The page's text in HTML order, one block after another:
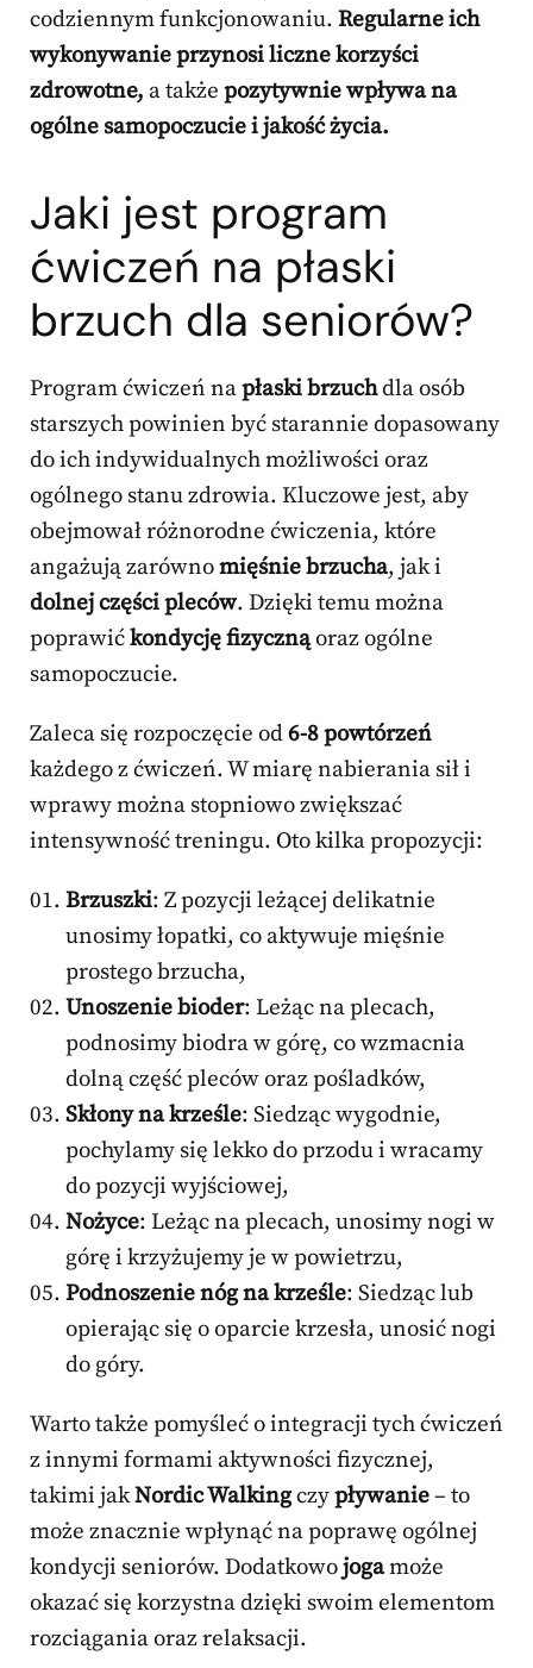
codziennym funkcjonowaniu. Regularne ich
wykonywanie przynosi liczne korzyści
zdrowotne, a także pozytywnie wpływa na
ogólne samopoczucie i jakość życia.
Jaki jest program
ćwiczeń na płaski
brzuch dla seniorów?
Program ćwiczeń napłaski brzuchdla osób
starszych powinien być starannie dopasowany
do ich indywidualnych możliwości oraz
ogólnego stanu zdrowia. Kluczowe jest, aby
obejmował różnorodne ćwiczenia, które
angażują zarównomięśnie brzucha, jak i
dolnej części pleców. Dzięki temu można
poprawićkondycję fizycznąoraz ogólne
samopoczucie.
Zaleca się rozpoczęcie od6-8 powtórzeń
każdego z ćwiczeń. W miarę nabierania sił i
wprawy można stopniowo zwiększać
intensywność treningu. Oto kilka propozycji:
Brzuszki: Z pozycji leżącej delikatnie
unosimy łopatki, co aktywuje mięśnie
prostego brzucha,
Unoszenie bioder: Leżąc na plecach,
podnosimy biodra w górę, co wzmacnia
dolną część pleców oraz pośladków,
Skłony na krześle: Siedząc wygodnie,
pochylamy się lekko do przodu i wracamy
do pozycji wyjściowej,
Nożyce: Leżąc na plecach, unosimy nogi w
górę i krzyżujemy je w powietrzu,
Podnoszenie nóg na krześle: Siedząc lub
opierając się o oparcie krzesła, unosić nogi
do góry.
Warto także pomyśleć o integracji tych ćwiczeń
z innymi formami aktywności fizycznej,
takimi jakNordic Walkingczypływanie– to
może znacznie wpłynąć na poprawę ogólnej
kondycji seniorów. Dodatkowojogamoże
okazać się korzystna dzięki swoim elementom
rozciągania oraz relaksacji.